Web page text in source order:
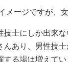
メージですが、
士にしか出来
あり、男性技
る場は増えてい